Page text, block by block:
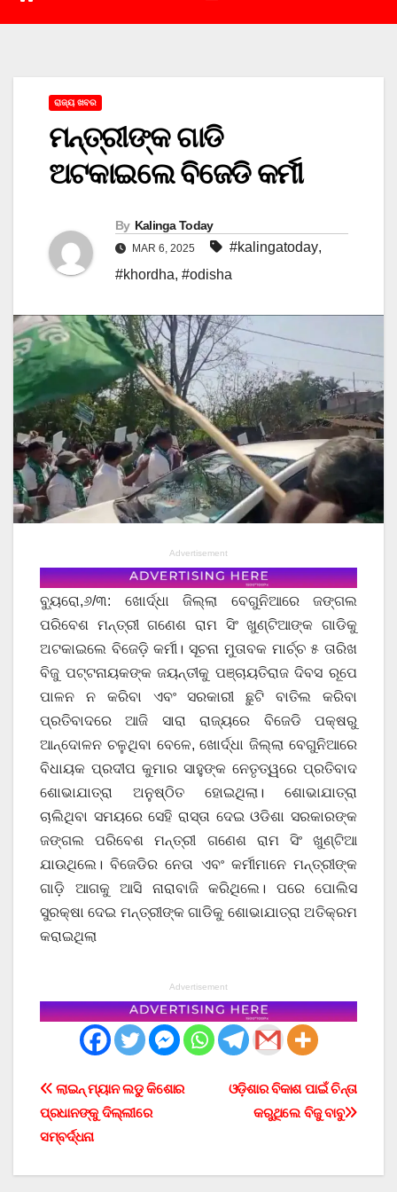
ରାଜ୍ୟ ଖବର
ମନ୍ତ୍ରୀଙ୍କ ଗାଡି
ଅଟକାଇଲେ ବିଜେଡି କର୍ମୀ
By Kalinga Today
MAR 6, 2025 #kalingatoday,
#khordha, #odisha
Advertisement
ବ୍ୟୁରୋ,୬/୩: ଖୋର୍ଦ୍ଧା ଜିଲ୍ଲା ବେଗୁନିଆରେ ଜଙ୍ଗଲ
ପରିବେଶ ମନ୍ତ୍ରୀ ଗଣେଶ ରାମ ସିଂ ଖୁଣ୍ଟିଆଙ୍କ ଗାଡିକୁ
ଅଟକାଇଲେ ବିଜେଡ଼ି କର୍ମୀ। ସୂଚନା ମୁତାବକ ମାର୍ଚ୍ଚ ୫ ତାରିଖ
ବିଜୁ ପଟ୍ଟନାୟକଙ୍କ ଜୟନ୍ତୀକୁ ପଞ୍ଚାୟତିରାଜ ଦିବସ ରୂପେ
ପାଳନ ନ କରିବା ଏବଂ ସରକାରୀ ଛୁଟି ବାତିଲ କରିବା
ପ୍ରତିବାଦରେ ଆଜି ସାରା ରାଜ୍ୟରେ ବିଜେଡି ପକ୍ଷରୁ
ଆନ୍ଦୋଳନ ଚଳୁଥିବା ବେଳେ, ଖୋର୍ଦ୍ଧା ଜିଲ୍ଲା ବେଗୁନିଆରେ
ବିଧାୟକ ପ୍ରଦୀପ କୁମାର ସାହୁଙ୍କ ନେତୃତ୍ୱରେ ପ୍ରତିବାଦ
ଶୋଭାଯାତ୍ରା ଅନୁଷ୍ଠିତ ହୋଇଥିଲା। ଶୋଭାଯାତ୍ରା
ଚାଲିଥିବା ସମୟରେ ସେହି ରାସ୍ତା ଦେଇ ଓଡିଶା ସରକାରଙ୍କ
ଜଙ୍ଗଲ ପରିବେଶ ମନ୍ତ୍ରୀ ଗଣେଶ ରାମ ସିଂ ଖୁଣ୍ଟିଆ
ଯାଉଥିଲେ। ବିଜେଡିର ନେତା ଏବଂ କର୍ମୀମାନେ ମନ୍ତ୍ରୀଙ୍କ
ଗାଡ଼ି ଆଗକୁ ଆସି ନାରାବାଜି କରିଥିଲେ। ପରେ ପୋଲିସ
ସୁରକ୍ଷା ଦେଇ ମନ୍ତ୍ରୀଙ୍କ ଗାଡିକୁ ଶୋଭାଯାତ୍ରା ଅତିକ୍ରମ
କରାଇଥିଲା
Advertisement
Post
navigation
ଓଡ଼ିଶାର ବିକାଶ ପାଇଁ ଚିନ୍ତା
କରୁଥିଲେ ବିଜୁ ବାବୁ
ଲାଇନ୍ ମ୍ୟାନ ଲଡୁ କିଶୋର
ପ୍ରଧାନଙ୍କୁ ଦିଲ୍ଲୀରେ
ସମ୍ବର୍ଦ୍ଧନା